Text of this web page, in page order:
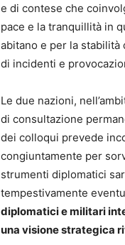
e di contese che
pace e la tranquillità in
abitano e per la
di incidenti e
Le due nazioni,
di consultazione
dei colloqui prevede
congiuntamente per
strumenti diplomatici
tempestivamente
diplomatici e militari
una visione strategica